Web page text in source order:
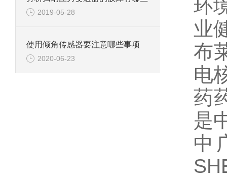
环
业
布
电
药
是
中
2019-05-28
使用倾角传感器要注意哪些事项
2020-06-23